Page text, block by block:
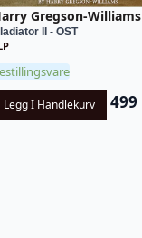
Gregson-Williams
II - OST
Legg I Handlekurv 499